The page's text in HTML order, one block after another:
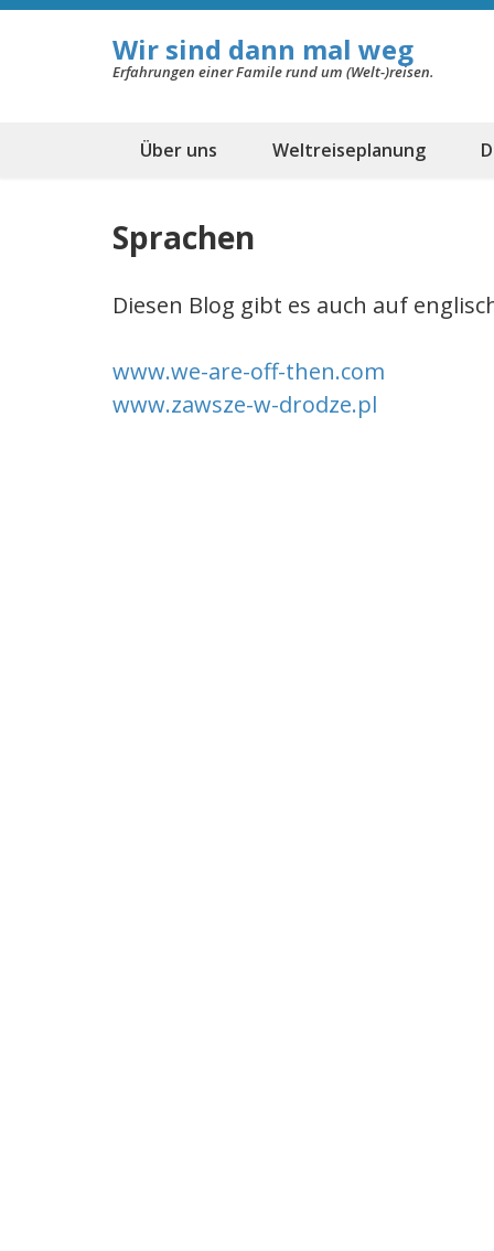
Wir sind dann mal weg
Erfahrungen einer Famile rund um (Welt-)reisen.
Über uns Weltreiseplanung
Sprachen
Diesen Blog gibt es auch auf
www.we-are-off-then.com
www.zawsze-w-drodze.pl